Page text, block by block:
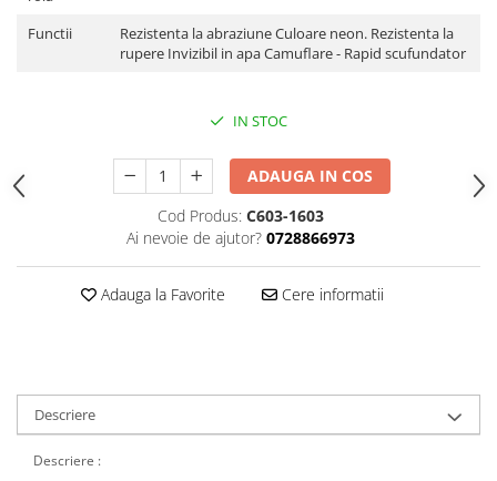
Functii
Rezistenta la abraziune Culoare neon. Rezistenta la
rupere Invizibil in apa Camuflare - Rapid scufundator
IN STOC
ADAUGA IN COS
Cod Produs: C603-1603
Ai nevoie de ajutor? 0728866973
Adauga la Favorite Cere informatii
Descriere
Descriere :